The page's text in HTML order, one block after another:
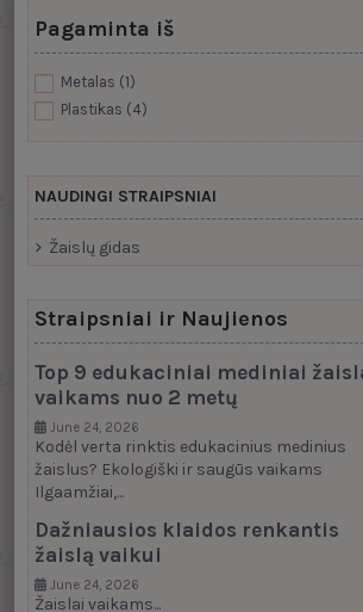
Pagaminta iš
Metalas (1)
Plastikas (4)
NAUDINGI STRAIPSNIAI
Žaislų gidas
Straipsniai ir Naujienos
Top 9 edukaciniai mediniai
vaikams nuo 2 metų
June 24, 2026
Kodėl verta rinktis edukacinius medinius
žaislus? Ekologiški ir saugūs vaikams
Ilgaamžiai,...
Dažniausios klaidos renkantis
žaislą vaikui
June 24, 2026
Žaislai vaikams...